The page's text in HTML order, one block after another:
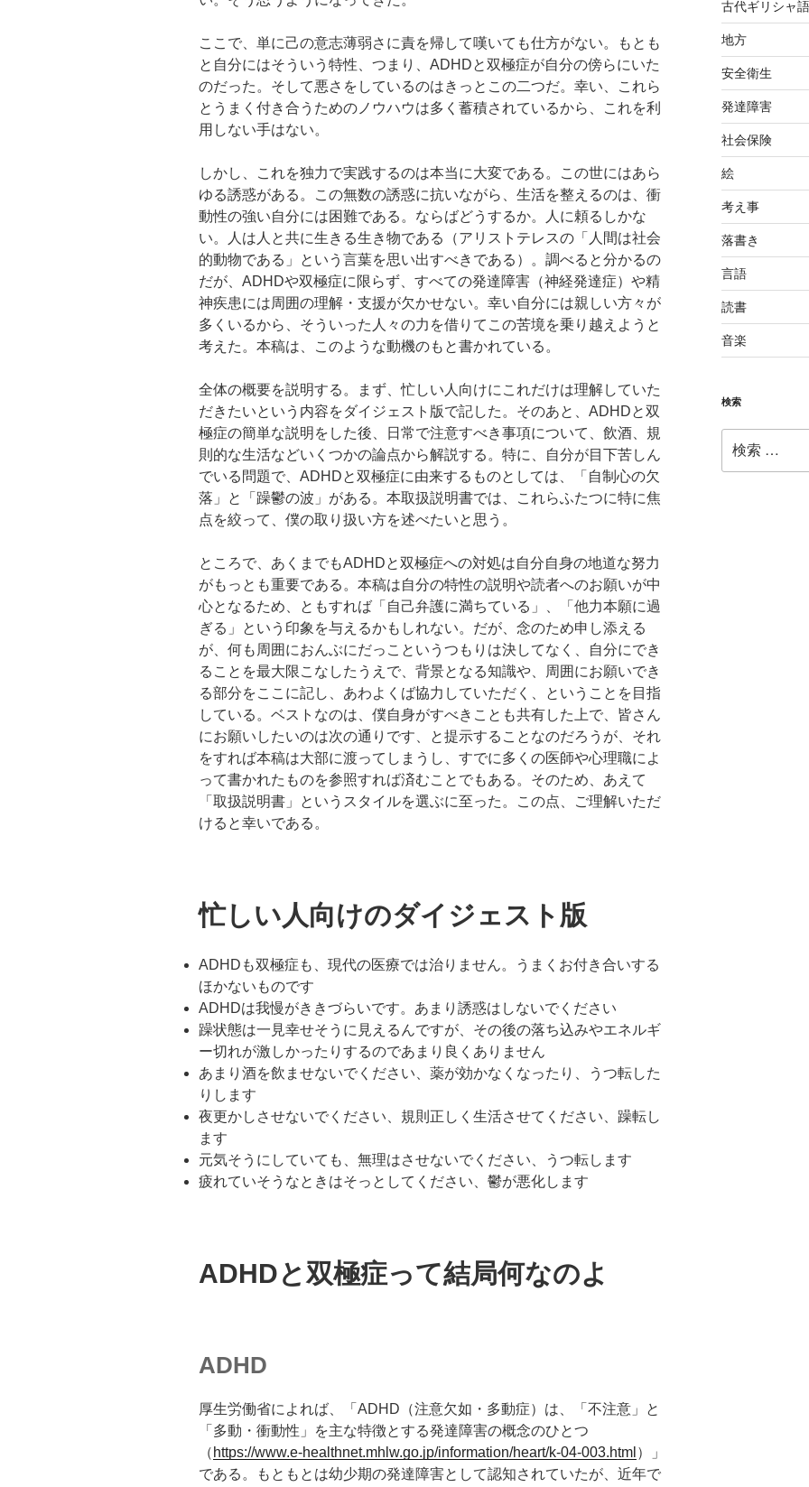
ここで、単に己の意志薄弱さに責を帰して嘆いても仕方がない。もとも
と自分にはそういう特性、つまり、ADHDと双極症が自分の傍らにいた
のだった。そして悪さをしているのはきっとこの二つだ。幸い、これら
とうまく付き合うためのノウハウは多く蓄積されているから、これを利
用しない手はない。
しかし、これを独力で実践するのは本当に大変である。この世にはあら
ゆる誘惑がある。この無数の誘惑に抗いながら、生活を整えるのは、衝
動性の強い自分には困難である。ならばどうするか。人に頼るしかな
い。人は人と共に生きる生き物である（アリストテレスの「人間は社会
的動物である」という言葉を思い出すべきである）。調べると分かるの
だが、ADHDや双極症に限らず、すべての発達障害（神経発達症）や精
神疾患には周囲の理解・支援が欠かせない。幸い自分には親しい方々が
多くいるから、そういった人々の力を借りてこの苦境を乗り越えようと
考えた。本稿は、このような動機のもと書かれている。
全体の概要を説明する。まず、忙しい人向けにこれだけは理解していた
だきたいという内容をダイジェスト版で記した。そのあと、ADHDと双
極症の簡単な説明をした後、日常で注意すべき事項について、飲酒、規
則的な生活などいくつかの論点から解説する。特に、自分が目下苦しん
でいる問題で、ADHDと双極症に由来するものとしては、「自制心の欠
落」と「躁鬱の波」がある。本取扱説明書では、これらふたつに特に焦
点を絞って、僕の取り扱い方を述べたいと思う。
ところで、あくまでもADHDと双極症への対処は自分自身の地道な努力
がもっとも重要である。本稿は自分の特性の説明や読者へのお願いが中
心となるため、ともすれば「自己弁護に満ちている」、「他力本願に過
ぎる」という印象を与えるかもしれない。だが、念のため申し添える
が、何も周囲におんぶにだっこというつもりは決してなく、自分にでき
ることを最大限こなしたうえで、背景となる知識や、周囲にお願いでき
る部分をここに記し、あわよくば協力していただく、ということを目指
している。ベストなのは、僕自身がすべきことも共有した上で、皆さん
にお願いしたいのは次の通りです、と提示することなのだろうが、それ
をすれば本稿は大部に渡ってしまうし、すでに多くの医師や心理職によ
って書かれたものを参照すれば済むことでもある。そのため、あえて
「取扱説明書」というスタイルを選ぶに至った。この点、ご理解いただ
けると幸いである。
忙しい人向けのダイジェスト版
ADHDも双極症も、現代の医療では治りません。うまくお付き合いする
ほかないものです
ADHDは我慢がききづらいです。あまり誘惑はしないでください
躁状態は一見幸せそうに見えるんですが、その後の落ち込みやエネルギ
ー切れが激しかったりするのであまり良くありません
あまり酒を飲ませないでください、薬が効かなくなったり、うつ転した
りします
夜更かしさせないでください、規則正しく生活させてください、躁転し
ます
元気そうにしていても、無理はさせないでください、うつ転します
疲れていそうなときはそっとしてください、鬱が悪化します
ADHDと双極症って結局何なのよ
ADHD
厚生労働省によれば、「ADHD（注意欠如・多動症）は、「不注意」と
「多動・衝動性」を主な特徴とする発達障害の概念のひとつ
（ https://www.e-healthnet.mhlw.go.jp/information/heart/k-04-003.html ）」
である。もともとは幼少期の発達障害として認知されていたが、近年で
古代ギリシャ語
地方
安全衛生
発達障害
社会保険
絵
考え事
落書き
言語
読書
音楽
検索
索: